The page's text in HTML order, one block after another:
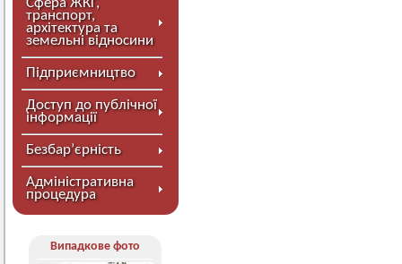
Сфера ЖКГ,
транспорт,
архітектура та
земельні відносини
Підприємництво
Доступ до публічної
інформації
Безбар’єрність
Адміністративна
процедура
Випадкове фото